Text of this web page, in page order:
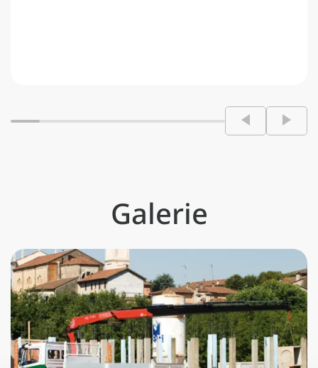
Galerie